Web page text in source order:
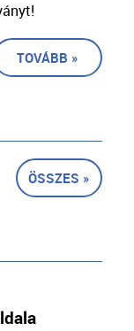
TOVÁBB »
ÖSSZES »